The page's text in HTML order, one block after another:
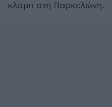
κλαμπ στη Βαρκελώνη.